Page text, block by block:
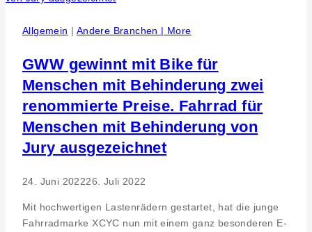
Allgemein | Andere Branchen | More
GWW gewinnt mit Bike für
Menschen mit Behinderung zwei
renommierte Preise. Fahrrad für
Menschen mit Behinderung von
Jury ausgezeichnet
24. Juni 202226. Juli 2022
Mit hochwertigen Lastenrädern gestartet, hat die junge
Fahrradmarke XCYC nun mit einem ganz besonderen E-